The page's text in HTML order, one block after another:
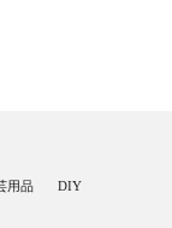
用品 DIY